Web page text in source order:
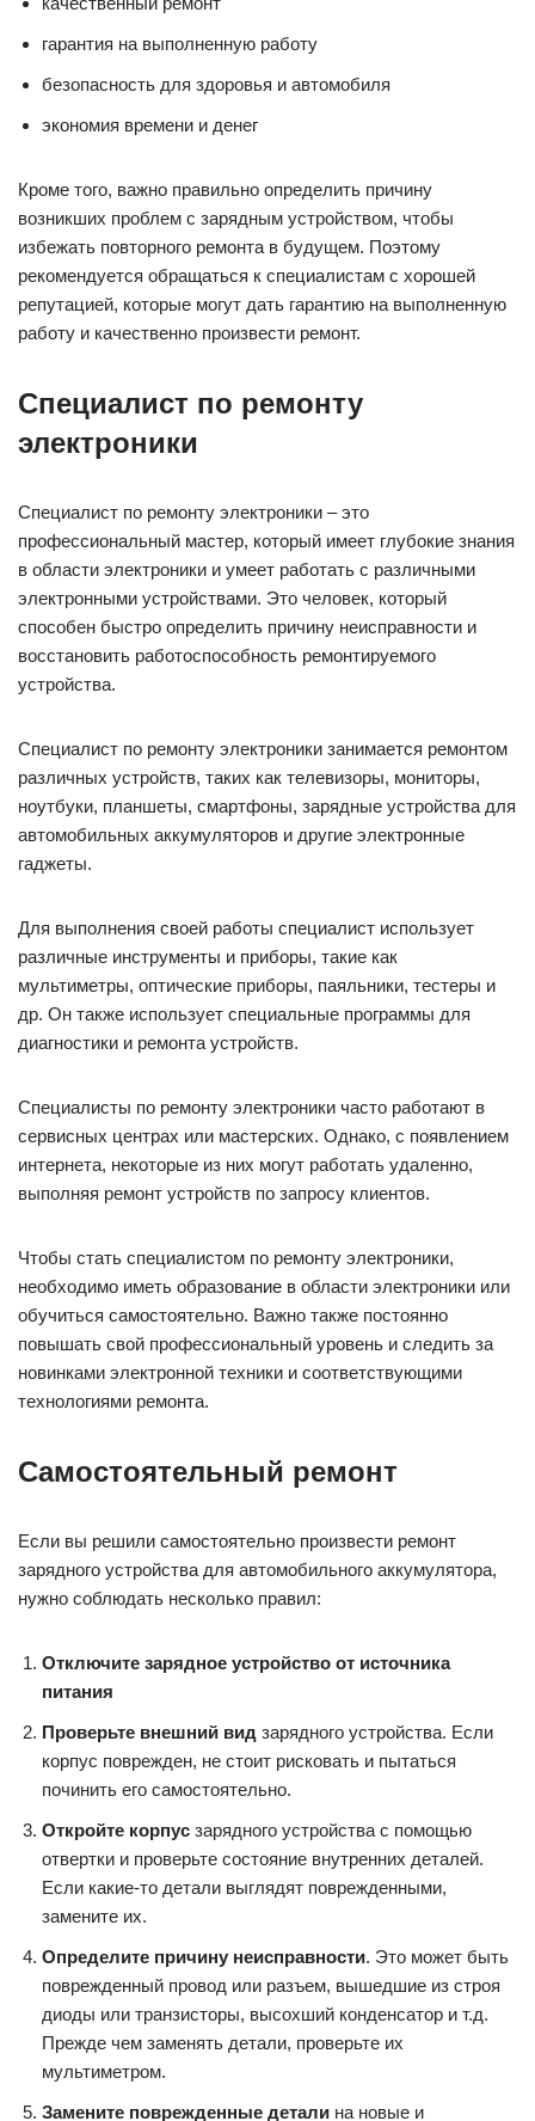
гарантия на выполненную работу
безопасность для здоровья и автомобиля
экономия времени и денег
Кроме того, важно правильно определить причину
возникших проблем с зарядным устройством, чтобы
избежать повторного ремонта в будущем. Поэтому
рекомендуется обращаться к специалистам с хорошей
репутацией, которые могут дать гарантию на выполненную
работу и качественно произвести ремонт.
Специалист по ремонту
электроники
Специалист по ремонту электроники – это
профессиональный мастер, который имеет глубокие знания
в области электроники и умеет работать с различными
электронными устройствами. Это человек, который
способен быстро определить причину неисправности и
восстановить работоспособность ремонтируемого
устройства.
Специалист по ремонту электроники занимается ремонтом
различных устройств, таких как телевизоры, мониторы,
ноутбуки, планшеты, смартфоны, зарядные устройства для
автомобильных аккумуляторов и другие электронные
гаджеты.
Для выполнения своей работы специалист использует
различные инструменты и приборы, такие как
мультиметры, оптические приборы, паяльники, тестеры и
др. Он также использует специальные программы для
диагностики и ремонта устройств.
Специалисты по ремонту электроники часто работают в
сервисных центрах или мастерских. Однако, с появлением
интернета, некоторые из них могут работать удаленно,
выполняя ремонт устройств по запросу клиентов.
Чтобы стать специалистом по ремонту электроники,
необходимо иметь образование в области электроники или
обучиться самостоятельно. Важно также постоянно
повышать свой профессиональный уровень и следить за
новинками электронной техники и соответствующими
технологиями ремонта.
Самостоятельный ремонт
Если вы решили самостоятельно произвести ремонт
зарядного устройства для автомобильного аккумулятора,
нужно соблюдать несколько правил:
Отключите зарядное устройство от источника
питания
Проверьте внешний вид зарядного устройства. Если
корпус поврежден, не стоит рисковать и пытаться
починить его самостоятельно.
Откройте корпус зарядного устройства с помощью
отвертки и проверьте состояние внутренних деталей.
Если какие-то детали выглядят поврежденными,
замените их.
Определите причину неисправности. Это может быть
поврежденный провод или разъем, вышедшие из строя
диоды или транзисторы, высохший конденсатор и т.д.
Прежде чем заменять детали, проверьте их
мультиметром.
Замените поврежденные детали на новые и